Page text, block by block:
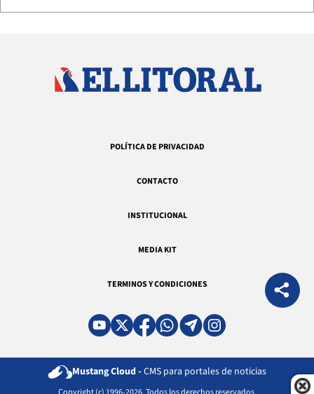
POLÍTICA DE PRIVACIDAD
CONTACTO
INSTITUCIONAL
MEDIA KIT
TERMINOS Y CONDICIONES
Mustang Cloud - CMS para portales de noticias